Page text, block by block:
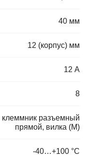
40 мм
12 (корпус) мм
12 А
8
клеммник разъемный
прямой, вилка (M)
-40…+100 °С